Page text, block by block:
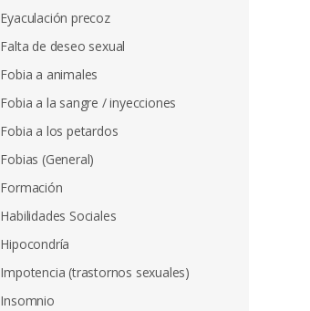
Eyaculación precoz
Falta de deseo sexual
Fobia a animales
Fobia a la sangre / inyecciones
Fobia a los petardos
Fobias (General)
Formación
Habilidades Sociales
Hipocondría
Impotencia (trastornos sexuales)
Insomnio